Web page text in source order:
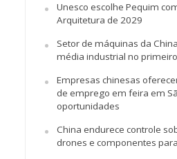
Unesco escolhe Pequim
Arquitetura de 2029
Setor de máquinas da
média industrial no
Empresas chinesas
de emprego em feira em
oportunidades
China endurece controle
drones e componentes